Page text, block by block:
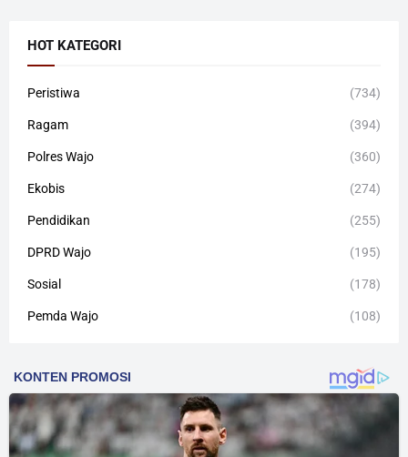
HOT KATEGORI
Peristiwa (734)
Ragam (394)
Polres Wajo (360)
Ekobis (274)
Pendidikan (255)
DPRD Wajo (195)
Sosial (178)
Pemda Wajo (108)